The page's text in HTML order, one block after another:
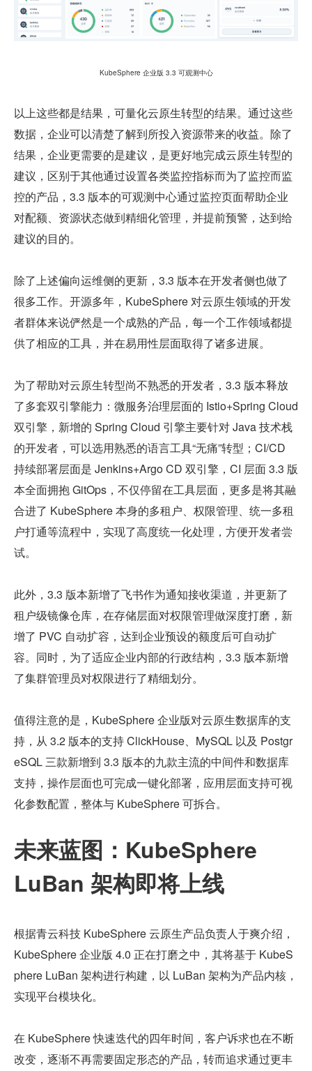
KubeSphere 企业版 3.3 可观测中心
以上这些都是结果，可量化云原生转型的结果。通过这些
数据，企业可以清楚了解到所投入资源带来的收益。除了
结果，企业更需要的是建议，是更好地完成云原生转型的
建议，区别于其他通过设置各类监控指标而为了监控而监
控的产品，3.3 版本的可观测中心通过监控页面帮助企业
对配额、资源状态做到精细化管理，并提前预警，达到给
建议的目的。
除了上述偏向运维侧的更新，3.3 版本在开发者侧也做了
很多工作。开源多年，KubeSphere 对云原生领域的开发
者群体来说俨然是一个成熟的产品，每一个工作领域都提
供了相应的工具，并在易用性层面取得了诸多进展。
为了帮助对云原生转型尚不熟悉的开发者，3.3 版本释放
了多套双引擎能力：微服务治理层面的 Istio+Spring Cloud
双引擎，新增的 Spring Cloud 引擎主要针对 Java 技术栈
的开发者，可以选用熟悉的语言工具“无痛”转型；CI/CD
持续部署层面是 Jenkins+Argo CD 双引擎，CI 层面 3.3 版
本全面拥抱 GitOps，不仅停留在工具层面，更多是将其融
合进了 KubeSphere 本身的多租户、权限管理、统一多租
户打通等流程中，实现了高度统一化处理，方便开发者尝
试。
此外，3.3 版本新增了飞书作为通知接收渠道，并更新了
租户级镜像仓库，在存储层面对权限管理做深度打磨，新
增了 PVC 自动扩容，达到企业预设的额度后可自动扩
容。同时，为了适应企业内部的行政结构，3.3 版本新增
了集群管理员对权限进行了精细划分。
值得注意的是，KubeSphere 企业版对云原生数据库的支
持，从 3.2 版本的支持 ClickHouse、MySQL 以及 Postgr
eSQL 三款新增到 3.3 版本的九款主流的中间件和数据库
支持，操作层面也可完成一键化部署，应用层面支持可视
化参数配置，整体与 KubeSphere 可拆合。
未来蓝图：KubeSphere
LuBan 架构即将上线
根据青云科技 KubeSphere 云原生产品负责人于爽介绍，
KubeSphere 企业版 4.0 正在打磨之中，其将基于 KubeS
phere LuBan 架构进行构建，以 LuBan 架构为产品内核，
实现平台模块化。
在 KubeSphere 快速迭代的四年时间，客户诉求也在不断
改变，逐渐不再需要固定形态的产品，转而追求通过更丰